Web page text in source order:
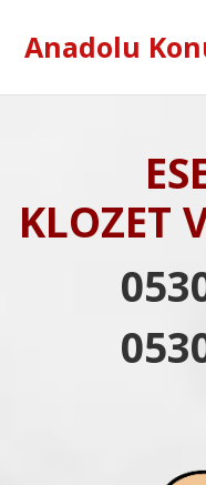
Anadolu
KLOZET